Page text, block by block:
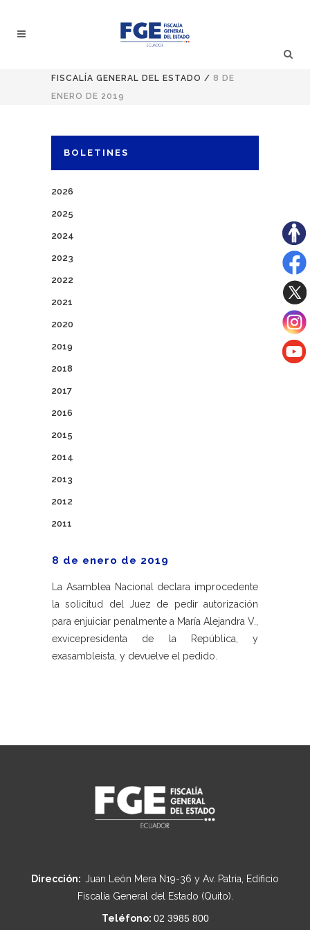
FISCALÍA GENERAL DEL ESTADO / 8 DE
ENERO DE 2019
BOLETINES
2026
2025
2024
2023
2022
2021
2020
2019
2018
2017
2016
2015
2014
2013
2012
2011
8 de enero de 2019
La Asamblea Nacional declara improcedente
la solicitud del Juez de pedir autorización
para enjuiciar penalmente a María Alejandra V.,
exvicepresidenta de la República, y
exasambleísta, y devuelve el pedido.
Dirección: Juan León Mera N19-36 y Av. Patria, Edificio
Fiscalía General del Estado (Quito).
Teléfono: 02 3985 800